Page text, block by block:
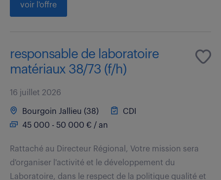
voir l'offre
responsable de laboratoire
matériaux 38/73 (f/h)
16 juillet 2026
Bourgoin Jallieu (38)
CDI
45 000 - 50 000 € / an
Rattaché au Directeur Régional, Votre mission sera
d'organiser l'activité et le développement du
Laboratoire, dans le respect de la politique qualité et